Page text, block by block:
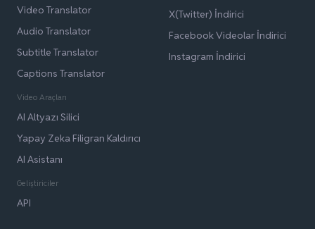
Video Translator
Audio Translator
Subtitle Translator
Captions Translator
Video Araçları
AI Altyazı Silici
Yapay Zeka Filigran Kaldırıcı
AI Asistanı
Geliştiriciler
API
X(Twitter) İndirici
Facebook Videolar İndirici
Instagram İndirici